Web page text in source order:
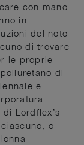
con mano
in
del noto
di trovare
le proprie
di
e
Lordflex’s
o